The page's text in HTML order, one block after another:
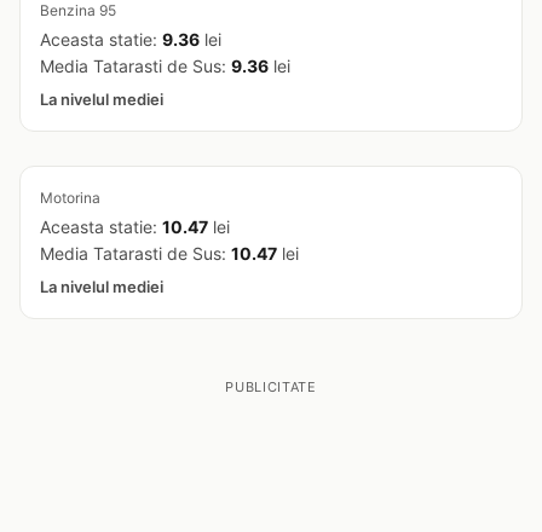
Benzina 95
Aceasta statie: 9.36 lei
Media Tatarasti de Sus: 9.36 lei
La nivelul mediei
Motorina
Aceasta statie: 10.47 lei
Media Tatarasti de Sus: 10.47 lei
La nivelul mediei
PUBLICITATE